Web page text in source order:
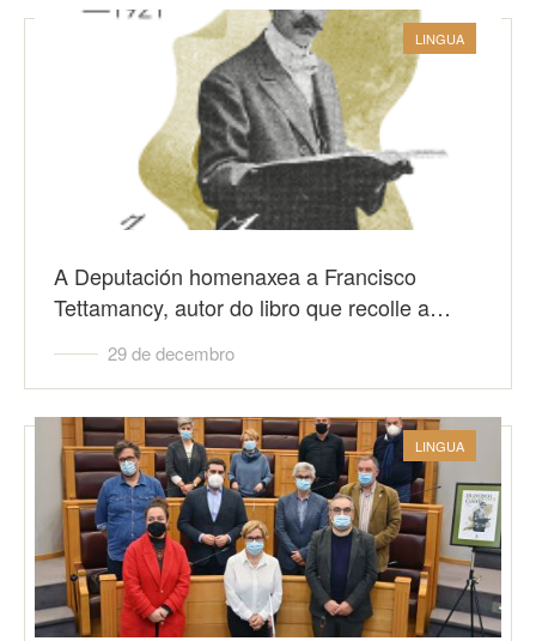
LINGUA
A Deputación homenaxea a Francisco
Tettamancy, autor do libro que recolle a…
29 de decembro
LINGUA